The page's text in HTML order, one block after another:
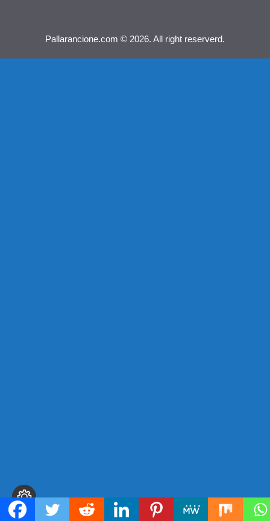
Pallarancione.com © 2026. All right reserverd.